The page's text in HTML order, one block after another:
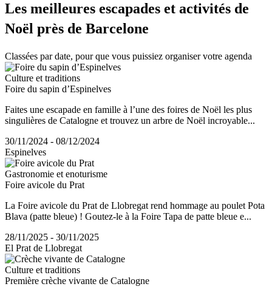
Les meilleures escapades et activités de
Noël près de Barcelone
Classées par date, pour que vous puissiez organiser votre agenda
Culture et traditions
Foire du sapin d’Espinelves
Faites une escapade en famille à l’une des foires de Noël les plus
singulières de Catalogne et trouvez un arbre de Noël incroyable...
30/11/2024 - 08/12/2024
Espinelves
Gastronomie et enoturisme
Foire avicole du Prat
La Foire avicole du Prat de Llobregat rend hommage au poulet Pota
Blava (patte bleue) ! Goutez-le à la Foire Tapa de patte bleue e...
28/11/2025 - 30/11/2025
El Prat de Llobregat
Culture et traditions
Première crèche vivante de Catalogne